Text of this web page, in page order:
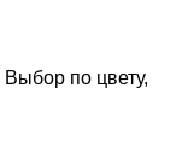
Выбор по цвету,